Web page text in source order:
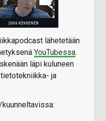
lähetetään
YouTubessa.
läpi kuluneen
ja